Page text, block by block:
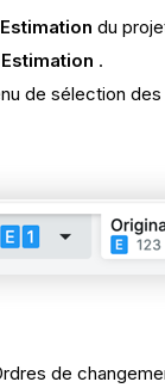
Estimation du
Estimation .
de sélection
de